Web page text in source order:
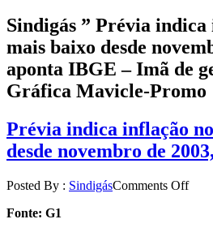
Sindigás ” Prévia
mais baixo desde
aponta IBGE – Imã de
Gráfica Mavicle-Promo
Prévia indica inflação
desde novembro de
Posted By : SindigásComments Off
Fonte: G1